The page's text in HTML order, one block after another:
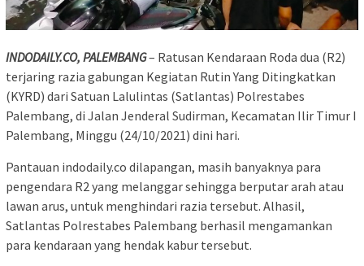
INDODAILY.CO, PALEMBANG– Ratusan Kendaraan Roda dua (R2)
terjaring razia gabungan Kegiatan Rutin Yang Ditingkatkan
(KYRD) dari Satuan Lalulintas (Satlantas) Polrestabes
Palembang, di Jalan Jenderal Sudirman, Kecamatan Ilir Timur I
Palembang, Minggu (24/10/2021) dini hari.
Pantauan indodaily.co dilapangan, masih banyaknya para
pengendara R2 yang melanggar sehingga berputar arah atau
lawan arus, untuk menghindari razia tersebut. Alhasil,
Satlantas Polrestabes Palembang berhasil mengamankan
para kendaraan yang hendak kabur tersebut.